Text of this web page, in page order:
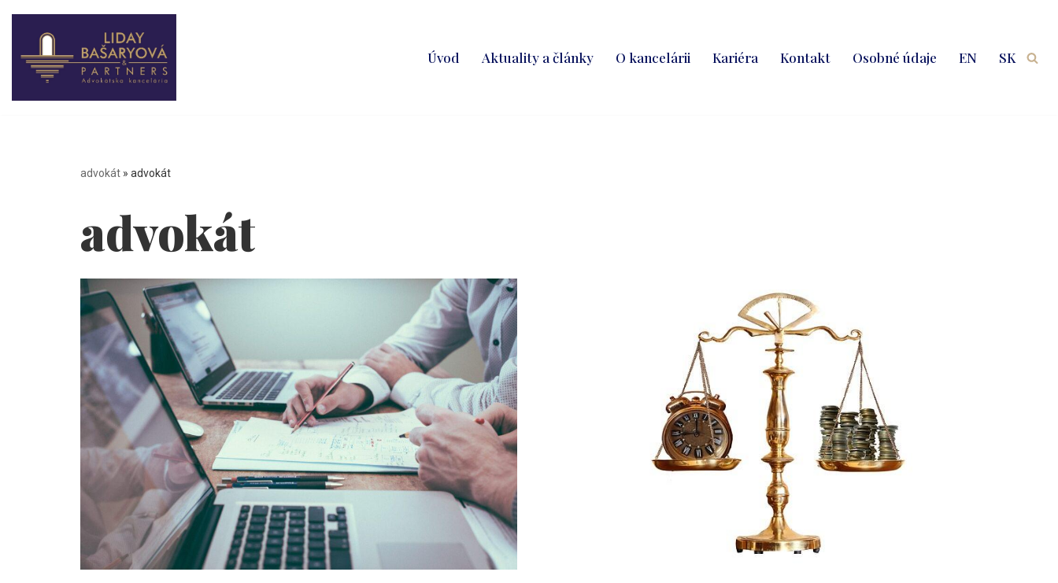
Preskočiť
Úvod Aktuality a články O kancelárii Kariéra Kontakt Osobné údaje EN SK
advokát » advokát
advokát